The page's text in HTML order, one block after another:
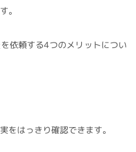
。
依頼する4つのメリットについ
をはっきり確認できます。